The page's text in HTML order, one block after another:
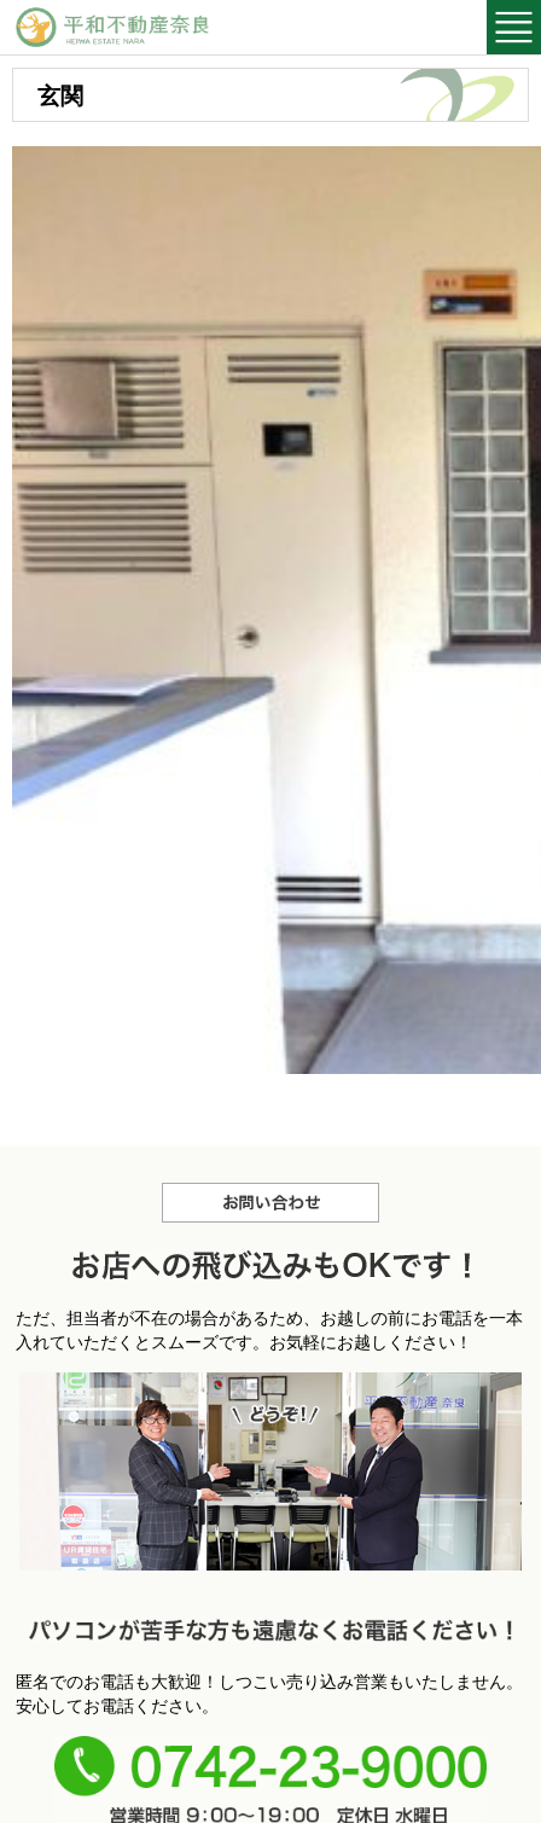
平和不動産奈良
玄関
店への飛び込みもＯＫです！
ただ、担当者が不在の場合があるため、お越しの前にお電話を一本
入れていただくとスムーズです。お気軽にお越しください！
ソコンが苦手な方も遠慮なくお電話ください！
匿名でのお電話も大歓迎！しつこい売り込み営業もいたしません。
安心してお電話ください。